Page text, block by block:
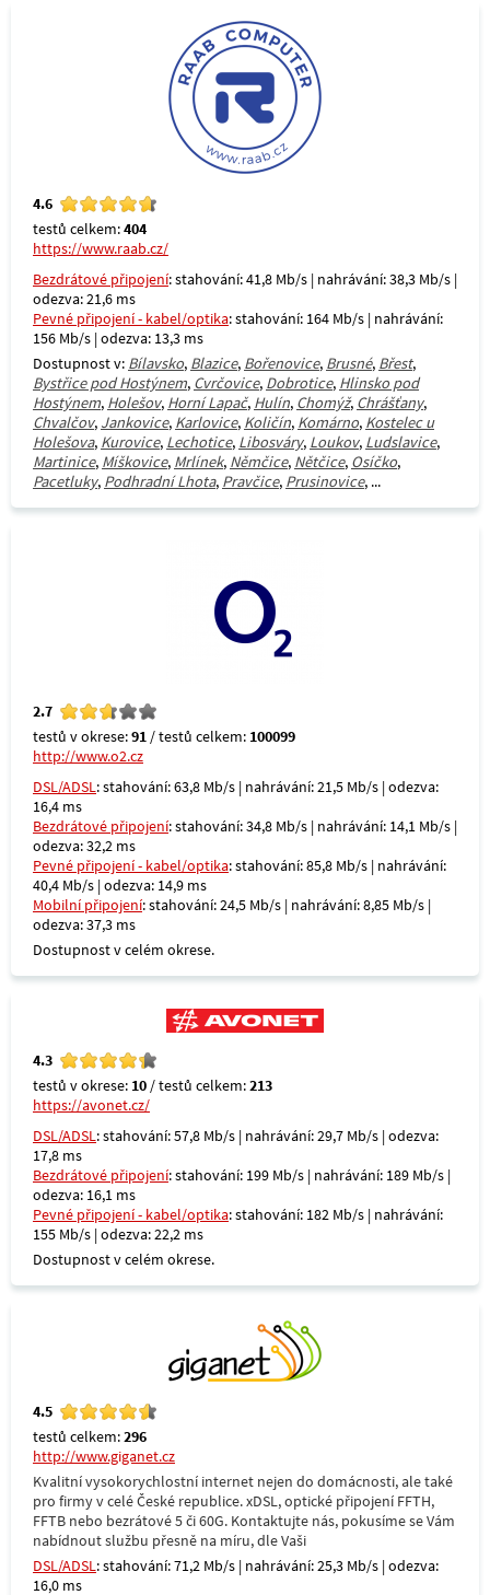
4.6
testů celkem:404
https://www.raab.cz/
Bezdrátové připojení: stahování: 41,8 Mb/s | nahrávání: 38,3 Mb/s |
odezva: 21,6 ms
Pevné připojení - kabel/optika: stahování: 164 Mb/s | nahrávání:
156 Mb/s | odezva: 13,3 ms
Dostupnost v: Bílavsko, Blazice, Bořenovice, Brusné, Břest,
Bystřice pod Hostýnem, Cvrčovice, Dobrotice, Hlinsko pod
Hostýnem, Holešov, Horní Lapač, Hulín, Chomýž, Chrášťany,
Chvalčov, Jankovice, Karlovice, Količín, Komárno, Kostelec u
Holešova, Kurovice, Lechotice, Libosváry, Loukov, Ludslavice,
Martinice, Míškovice, Mrlínek, Němčice, Nětčice, Osíčko,
Pacetluky, Podhradní Lhota, Pravčice, Prusinovice, ...
2.7
testů v okrese:91 / testů celkem: 100099
http://www.o2.cz
DSL/ADSL: stahování: 63,8 Mb/s | nahrávání: 21,5 Mb/s | odezva:
16,4 ms
Bezdrátové připojení: stahování: 34,8 Mb/s | nahrávání: 14,1 Mb/s |
odezva: 32,2 ms
Pevné připojení - kabel/optika: stahování: 85,8 Mb/s | nahrávání:
40,4 Mb/s | odezva: 14,9 ms
Mobilní připojení: stahování: 24,5 Mb/s | nahrávání: 8,85 Mb/s |
odezva: 37,3 ms
Dostupnost v celém okrese.
4.3
testů v okrese: 10 / testů celkem:213
https://avonet.cz/
DSL/ADSL: stahování: 57,8 Mb/s | nahrávání: 29,7 Mb/s | odezva:
17,8 ms
Bezdrátové připojení: stahování: 199 Mb/s | nahrávání: 189 Mb/s |
odezva: 16,1 ms
Pevné připojení - kabel/optika: stahování: 182 Mb/s | nahrávání:
155 Mb/s | odezva: 22,2 ms
Dostupnost v celém okrese.
4.5
testů celkem:296
http://www.giganet.cz
Kvalitní vysokorychlostní internet nejen do domácnosti, ale také
pro firmy v celé České republice. xDSL, optické připojení FFTH,
FFTB nebo bezrátové 5 či 60G. Kontaktujte nás, pokusíme se Vám
nabídnout službu přesně na míru, dle Vaši
DSL/ADSL: stahování: 71,2 Mb/s | nahrávání: 25,3 Mb/s | odezva:
16,0 ms